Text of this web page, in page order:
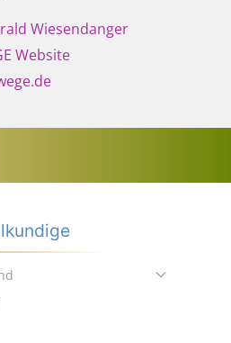
Wiesendanger
Website